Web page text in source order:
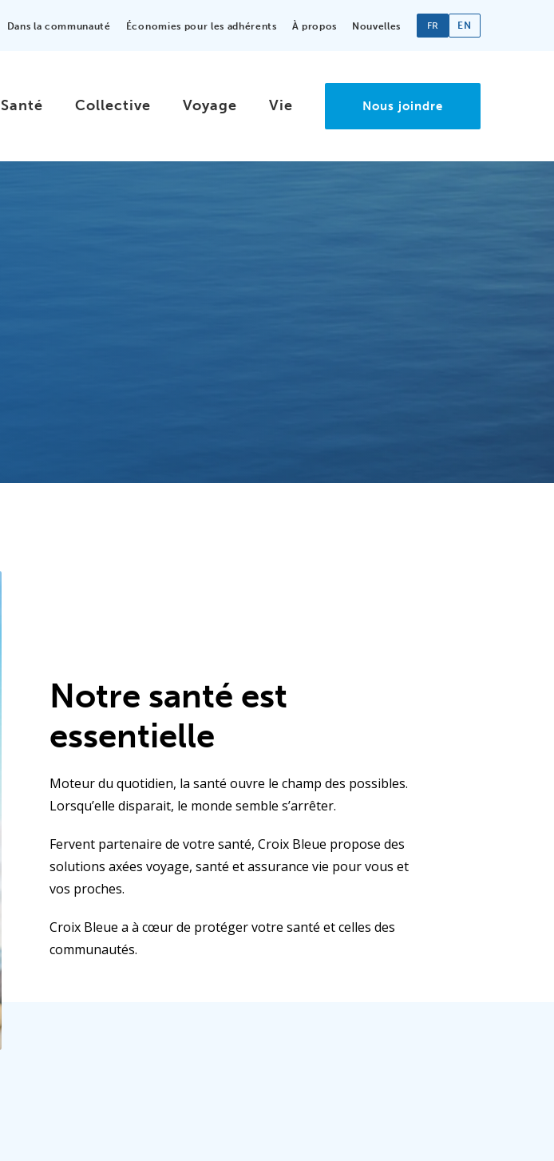
Dans la communauté Économies pour les adhérents À propos Nouvelles FR EN
Santé Collective Voyage Vie Nous joindre
Notre santé est
essentielle
Moteur du quotidien, la santé ouvre le champ des possibles.
Lorsqu’elle disparait, le monde semble s’arrêter.
Fervent partenaire de votre santé, Croix Bleue propose des
solutions axées voyage, santé et assurance vie pour vous et
vos proches.
Croix Bleue a à cœur de protéger votre santé et celles des
communautés.